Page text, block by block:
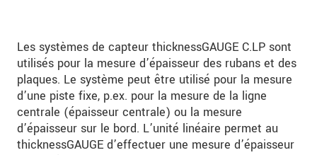
Les systèmes de capteur thicknessGAUGE C.LP sont
utilisés pour la mesure d’épaisseur des rubans et des
plaques. Le système peut être utilisé pour la mesure
d’une piste fixe, p.ex. pour la mesure de la ligne
centrale (épaisseur centrale) ou la mesure
d’épaisseur sur le bord. L’unité linéaire permet au
thicknessGAUGE d’effectuer une mesure d’épaisseur